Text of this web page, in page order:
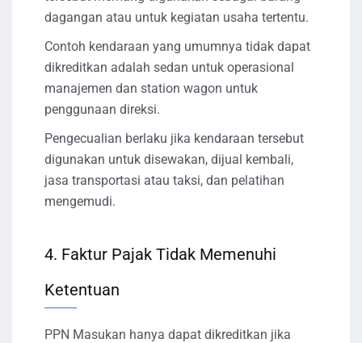
dagangan atau untuk kegiatan usaha tertentu.
Contoh kendaraan yang umumnya tidak dapat
dikreditkan adalah sedan untuk operasional
manajemen dan station wagon untuk
penggunaan direksi.
Pengecualian berlaku jika kendaraan tersebut
digunakan untuk disewakan, dijual kembali,
jasa transportasi atau taksi, dan pelatihan
mengemudi.
4. Faktur Pajak Tidak Memenuhi
Ketentuan
PPN Masukan hanya dapat dikreditkan jika